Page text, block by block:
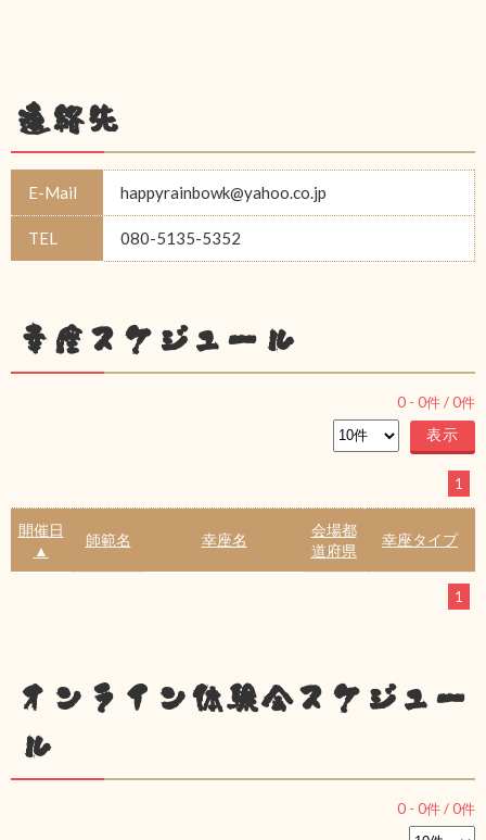
連絡先
E-Mail happyrainbowk@yahoo.co.jp
TEL 080-5135-5352
幸座スケジュール
0 - 0件 /0件
1
開催日
▲
師範名 幸座名
会場都
道府県
幸座タイプ
1
オンライン体験会スケジュー
ル
0 - 0件 /0件